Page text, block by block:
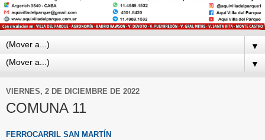
▼
▼
VIERNES, 2 DE DICIEMBRE DE 2022
COMUNA 11
FERROCARRIL SAN MARTÍN